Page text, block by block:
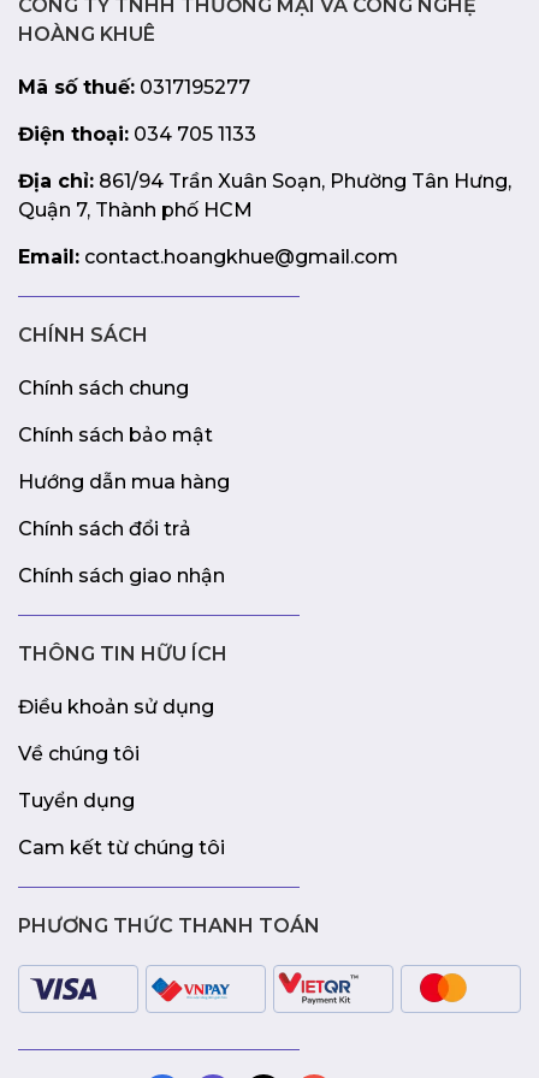
sẽ đáp ứng tốt nhu cầu chơi game, làm việc và giải trí của
bạn với mức giá hợp lý.
CÔNG TY TNHH THƯƠNG MẠI VÀ CÔNG NGHỆ
HOÀNG KHUÊ
Mã số thuế: 0317195277
Điện thoại: 034 705 1133
Địa chỉ: 861/94 Trần Xuân Soạn, Phường Tân Hưng,
Quận 7, Thành phố HCM
Email: contact.hoangkhue@gmail.com
CHÍNH SÁCH
Chính sách chung
Chính sách bảo mật
Hướng dẫn mua hàng
Chính sách đổi trả
Chính sách giao nhận
THÔNG TIN HỮU ÍCH
Điều khoản sử dụng
Về chúng tôi
Tuyển dụng
Cam kết từ chúng tôi
PHƯƠNG THỨC THANH TOÁN